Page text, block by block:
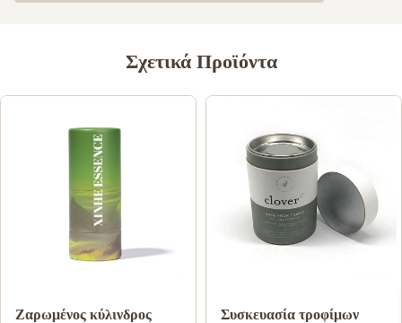
Σχετικά Προϊόντα
Ζαρωμένος κύλινδρος
Συσκευασία τροφίμων